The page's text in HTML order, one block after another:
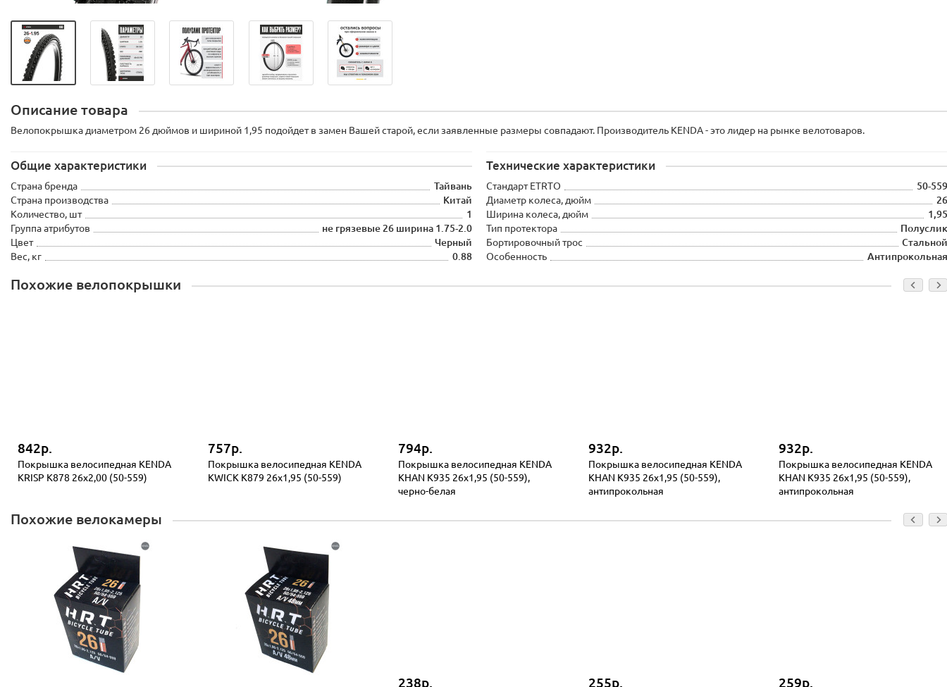
Описание товара
Велопокрышка диаметром 26 дюймов и шириной 1,95 подойдет в замен Вашей старой, если заявленные размеры совпадают. Производитель KENDA - это лидер на рынке велотоваров.
Общие характеристики
Страна бренда
Тайвань
Страна производства
Китай
Количество, шт
1
Группа атрибутов
не грязевые 26 ширина 1.75-2.0
Цвет
Черный
Вес, кг
0.88
Технические характеристики
Стандарт ETRTO
50-559
Диаметр колеса, дюйм
26
Ширина колеса, дюйм
1,95
Тип протектора
Полуслик
Бортировочный трос
Стальной
Особенность
Антипрокольная
Похожие велопокрышки
842р.
Покрышка велосипедная KENDA
KRISP K878 26x2,00 (50-559)
757р.
Покрышка велосипедная KENDA
KWICK K879 26x1,95 (50-559)
794р.
Покрышка велосипедная KENDA
KHAN K935 26x1,95 (50-559),
черно-белая
932р.
Покрышка велосипедная KENDA
KHAN K935 26x1,95 (50-559),
антипрокольная
932р.
Покрышка велосипедная KENDA
KHAN K935 26x1,95 (50-559),
антипрокольная
Похожие велокамеры
238р. 255р. 259р.